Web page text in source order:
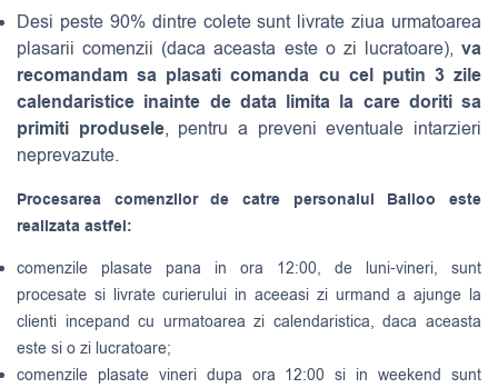
Desi peste 90% dintre colete sunt livrate ziua urmatoarea
plasarii comenzii (daca aceasta este o zi lucratoare), va
recomandam sa plasati comanda cu cel putin 3 zile
calendaristice inainte de data limita la care doriti sa
primiti produsele, pentru a preveni eventuale intarzieri
neprevazute.
Procesarea comenzilor de catre personalul Balloo este
realizata astfel:
comenzile plasate pana in ora 12:00, de luni-vineri, sunt
procesate si livrate curierului in aceeasi zi urmand a ajunge la
clienti incepand cu urmatoarea zi calendaristica, daca aceasta
este si o zi lucratoare;
comenzile plasate vineri dupa ora 12:00 si in weekend sunt